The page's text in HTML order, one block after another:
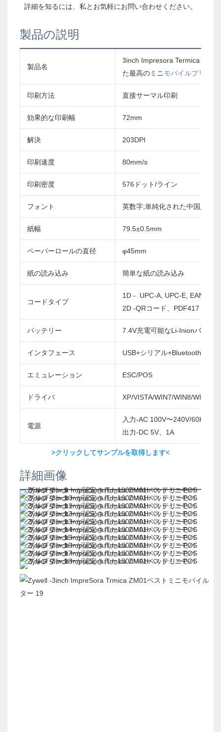
製品の説明
製品名
3inch Impresora Termica
た最高のミニモバイルプリンタ
印刷方法 直接サーマル印刷
効果的な印刷幅 72mm
解決 203DPI
印刷速度 80mm/s
印刷密度 576ドット/ライン
フォント 英数字;単純化された中国人、
紙幅 79.5±0.5mm
ペーパーロールの直径 φ45mm
紙の読み込み 簡単な紙の読み込み
コードタイプ
1D - UPC-A, UPC-E, EAN-8,
2D -QRコード、PDF417
バッテリー 7.4V充電可能なLi-Inionバッテ
インタフェース USB+シリアル+Bluetooth、
エミュレーション ESC/POS
ドライバ XP/VISTA/WIN7/WIN8/WIN10/
電源
入力-AC 100V〜240V/60Hz
出力-DC 5V、1A
>クリックしてサンプルを取得します<
詳細画像